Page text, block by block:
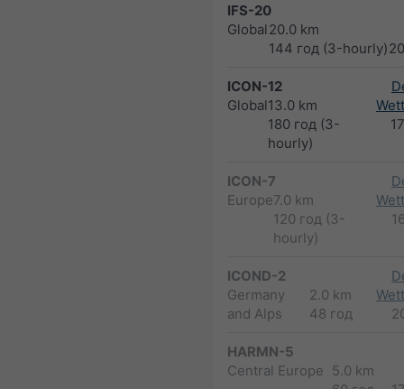
IFS-20
Global20.0 km
144 год (3-hourly)
ICON-12
Global13.0 km
180 год (3-
hourly)
ICON-7
Europe7.0 km
120 год (3-
hourly)
ICOND-2
Germany
and Alps
2.0 km
48 год
HARMN-5
Central Europe 5.0 km